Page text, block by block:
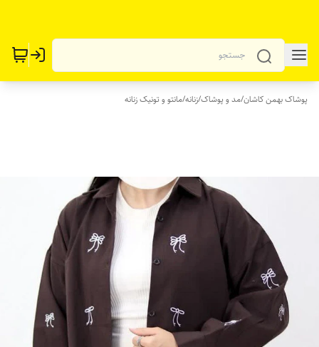
پوشاک بهمن کاشان/مد و پوشاک/زنانه/مانتو و تونیک زنانه